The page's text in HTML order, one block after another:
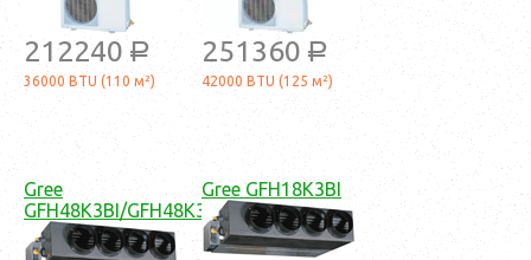
212240 a
36000 BTU (110 м²)
251360 a
42000 BTU (125 м²)
Gree
GFH48K3BI/GFH48K3B1I
Gree GFH18K3BI